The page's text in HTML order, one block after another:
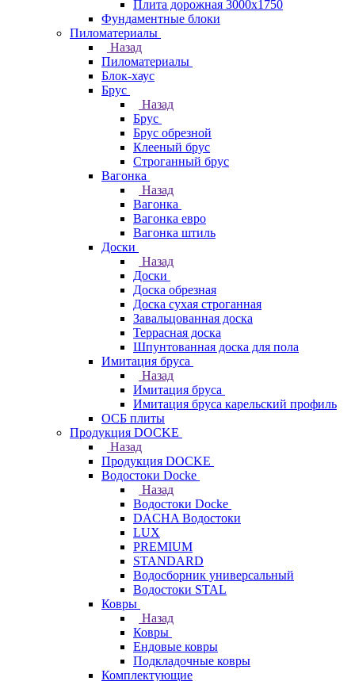
Плита дорожная 3000х1750
Фундаментные блоки
Пиломатериалы
Назад
Пиломатериалы
Блок-хаус
Брус
Назад
Брус
Брус обрезной
Клееный брус
Строганный брус
Вагонка
Назад
Вагонка
Вагонка евро
Вагонка штиль
Доски
Назад
Доски
Доска обрезная
Доска сухая строганная
Завальцованная доска
Террасная доска
Шпунтованная доска для пола
Имитация бруса
Назад
Имитация бруса
Имитация бруса карельский профиль
ОСБ плиты
Продукция DOCKE
Назад
Продукция DOCKE
Водостоки Docke
Назад
Водостоки Docke
DACHA Водостоки
LUX
PREMIUM
STANDARD
Водосборник универсальный
Водостоки STAL
Ковры
Назад
Ковры
Ендовые ковры
Подкладочные ковры
Комплектующие